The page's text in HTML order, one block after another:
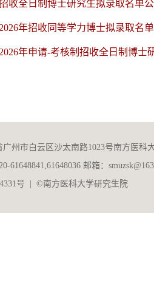
收全日制博士研究生拟录取名单
年招收同等学力博士拟录取名
年申请-考核制招收全日制博士
广州市白云区沙太南路1023号南方医科
61648841,61648036 邮箱：
号 | ©南方医科大学研究生院